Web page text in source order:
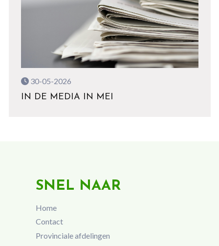
30-05-2026
IN DE MEDIA IN MEI
SNEL NAAR
Home
Contact
Provinciale afdelingen